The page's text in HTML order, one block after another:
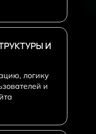
И
логику
и